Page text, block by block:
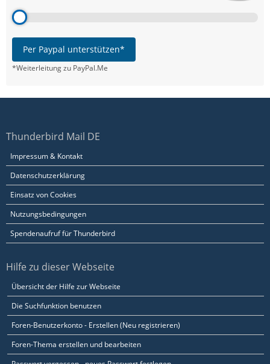
Per Paypal unterstützen*
*Weiterleitung zu PayPal.Me
Thunderbird Mail DE
Impressum & Kontakt
Datenschutzerklärung
Einsatz von Cookies
Nutzungsbedingungen
Spendenaufruf für Thunderbird
Hilfe zu dieser Webseite
Übersicht der Hilfe zur Webseite
Die Suchfunktion benutzen
Foren-Benutzerkonto - Erstellen (Neu registrieren)
Foren-Thema erstellen und bearbeiten